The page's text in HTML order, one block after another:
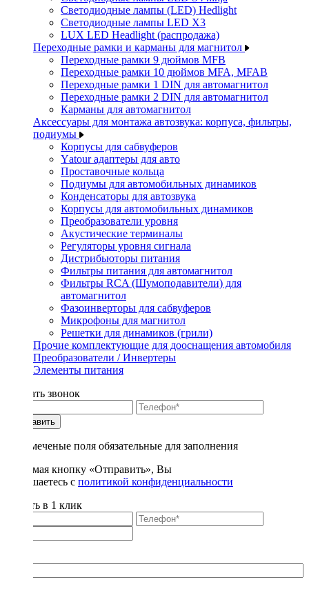
Светодиодные лампы (LED) Hedlight
Светодиодные лампы LED X3
LUX LED Headlight (распродажа)
Переходные рамки и карманы для магнитол
Переходные рамки 9 дюймов MFB
Переходные рамки 10 дюймов MFA, MFAB
Переходные рамки 1 DIN для автомагнитол
Переходные рамки 2 DIN для автомагнитол
Карманы для автомагнитол
Аксессуары для монтажа автозвука: корпуса, фильтры,
подиумы
Корпусы для сабвуферов
Yаtour адаптеры для авто
Проставочные кольца
Подиумы для автомобильных динамиков
Конденсаторы для автозвука
Корпусы для автомобильных динамиков
Преобразователи уровня
Акустические терминалы
Регуляторы уровня сигнала
Дистрибьюторы питания
Фильтры питания для автомагнитол
Фильтры RCA (Шумоподавители) для
автомагнитол
Фазоинверторы для сабвуферов
Микрофоны для магнитол
Решетки для динамиков (грили)
Прочие комплектующие для дооснащения автомобиля
Преобразователи / Инвертеры
Элементы питания
Заказать звонок
Отправить
* - отмеченые поля обязательные для заполнения
Нажимая кнопку «Отправить», Вы
соглашаетесь с политикой конфиденциальности
Купить в 1 клик